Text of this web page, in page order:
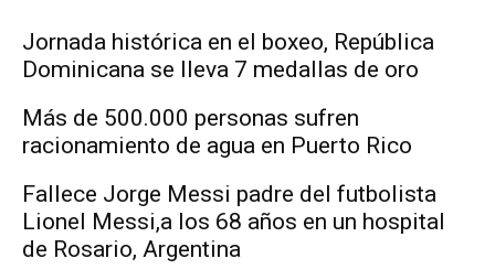
Jornada histórica en el boxeo, República
Dominicana se lleva 7 medallas de oro
Más de 500.000 personas sufren
racionamiento de agua en Puerto Rico
Fallece Jorge Messi padre del futbolista
Lionel Messi,a los 68 años en un hospital
de Rosario, Argentina